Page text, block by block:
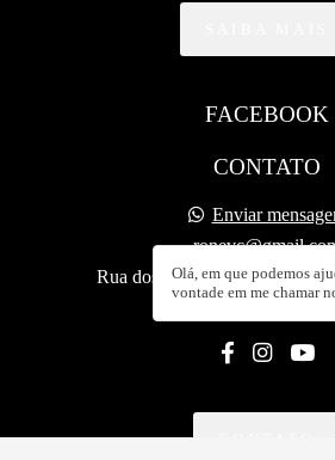
FACEBOOK
CONTATO
Enviar
Rua dos Carpinteiros, 242 -
Olá, em que podemos
vontade em me chamar